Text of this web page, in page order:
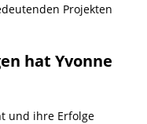
Projekten
hat Yvonne
und ihre Erfolge